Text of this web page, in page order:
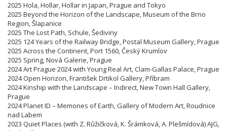
2025 Hola, Hollar, Hollar in Japan, Prague and Tokyo
2025 Beyond the Horizon of the Landscape, Museum of the Brno
Region, Šlapanice
2025 The Lost Path, Schule, Šediviny
2025 124 Years of the Railway Bridge, Postal Museum Gallery, Prague
2025 Across the Continent, Port 1560, Český Krumlov
2025 Spring, Nová Galerie, Prague
2024 Art Prague 2024 with Young Real Art, Clam-Gallas Palace, Prague
2024 Open Horizon, František Drtikol Gallery, Příbram
2024 Kinship with the Landscape – Indirect, New Town Hall Gallery,
Prague
2024 Planet ID – Memories of Earth, Gallery of Modern Art, Roudnice
nad Labem
2023 Quiet Places (with Z. Růžičková, K. Šrámková, A. Plešmídová) AJG,